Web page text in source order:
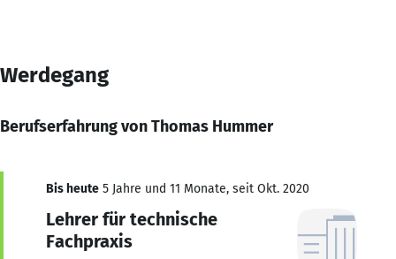
Werdegang
Berufserfahrung von Thomas Hummer
Bis heute 5 Jahre und 11 Monate, seit Okt. 2020
Lehrer für technische
Fachpraxis